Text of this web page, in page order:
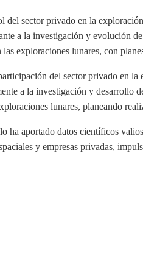
del sector privado en la
a la investigación y evolución
exploraciones lunares, con
del sector privado en
a la investigación y desarrollo
lunares, planeando
ha aportado datos científicos
y empresas privadas,